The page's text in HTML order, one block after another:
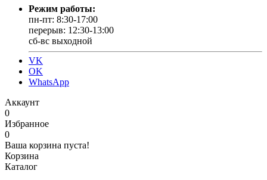
Режим работы:
пн-пт: 8:30-17:00
перерыв: 12:30-13:00
сб-вс выходной
VK
OK
WhatsApp
Аккаунт
0
Избранное
0
Ваша корзина пуста!
Корзина
Каталог